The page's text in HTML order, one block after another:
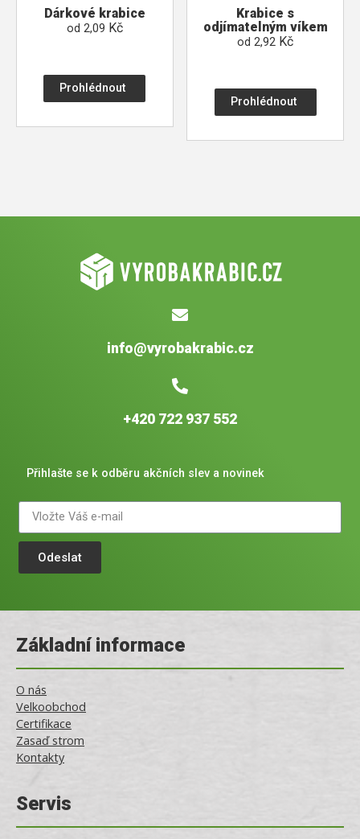
Dárkové krabice
od 2,09 Kč
Prohlédnout
Krabice s
odjímatelným víkem
od2,92 Kč
Prohlédnout
info@vyrobakrabic.cz
+420 722 937 552
Přihlašte se k odběru akčních slev a novinek
Odeslat
Základní informace
O nás
Velkoobchod
Certifikace
Zasaď strom
Kontakty
Servis